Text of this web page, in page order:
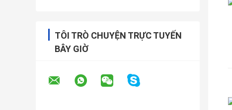
TÔI TRÒ CHUYỆN TRỰC TUYẾN
BÂY GIỜ